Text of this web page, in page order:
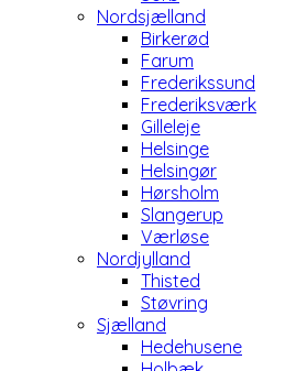
Nordsjælland
Birkerød
Farum
Frederikssund
Frederiksværk
Gilleleje
Helsinge
Helsingør
Hørsholm
Slangerup
Værløse
Nordjylland
Thisted
Støvring
Sjælland
Hedehusene